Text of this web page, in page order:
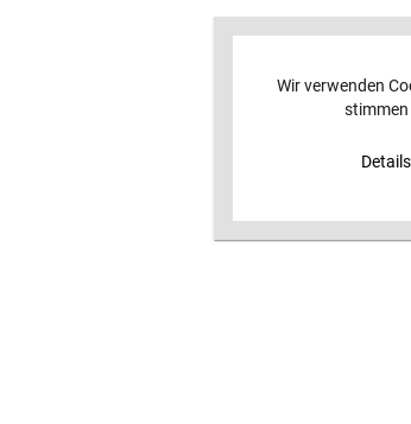
Wir verwenden
stimmen
Details